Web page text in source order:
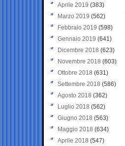
Aprile 2019 (383)
Marzo 2019 (562)
Febbraio 2019 (598)
Gennaio 2019 (641)
Dicembre 2018 (623)
Novembre 2018 (603)
Ottobre 2018 (631)
Settembre 2018 (586)
Agosto 2018 (362)
Luglio 2018 (562)
Giugno 2018 (563)
Maggio 2018 (634)
Aprile 2018 (547)